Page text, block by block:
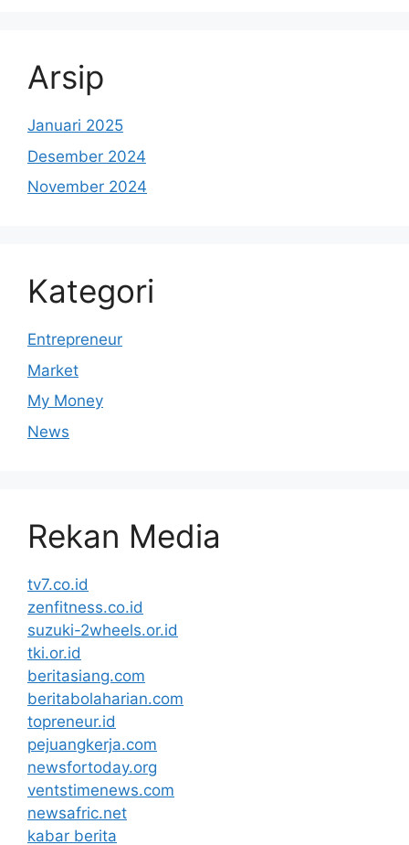
Arsip
Januari 2025
Desember 2024
November 2024
Kategori
Entrepreneur
Market
My Money
News
Rekan Media
tv7.co.id
zenfitness.co.id
suzuki-2wheels.or.id
tki.or.id
beritasiang.com
beritabolaharian.com
topreneur.id
pejuangkerja.com
newsfortoday.org
ventstimenews.com
newsafric.net
kabar berita